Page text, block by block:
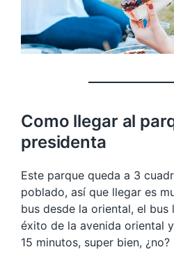
Como llegar al
presidenta
Este parque queda a 3
poblado, así que llegar es
bus desde la oriental, el
éxito de la avenida oriental
15 minutos, super bien, ¿no?